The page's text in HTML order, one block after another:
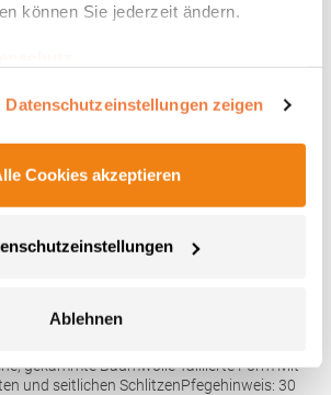
können Sie jederzeit ändern.
Datenschutzeinstellungen zeigen
Cookies akzeptieren
Ablehnen
/ 15% Viskose)Angaben zur
Mwst. +Versandkosten *
Fox Damen klassisches Polo
Baumwolle Taillierte Form Mit
und seitlichen SchlitzenPfegehinweis: 30